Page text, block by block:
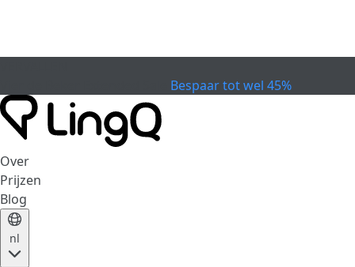
Bespaar tot wel 45%
Over
Prijzen
Blog
nl